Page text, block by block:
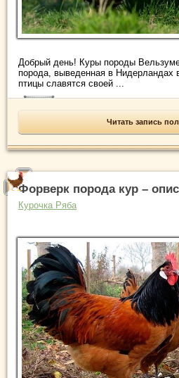
Добрый день! Куры породы
порода, выведенная в Нидерландах
птицы славятся своей ...
Читать запись
Форверк порода кур –
Курочка Ряба